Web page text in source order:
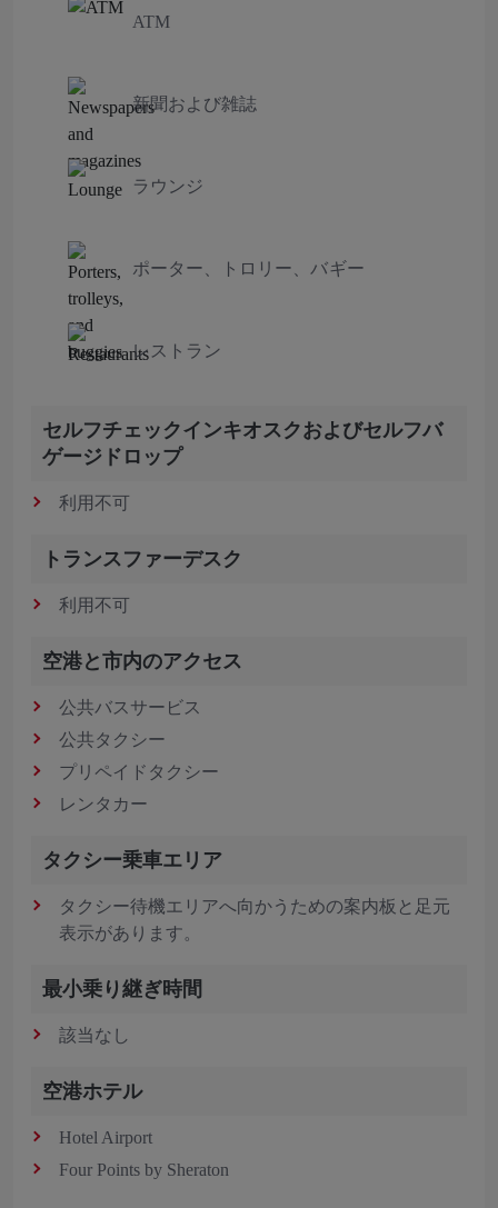
ATM
新聞および雑誌
ラウンジ
ポーター、トロリー、バギー
レストラン
セルフチェックインキオスクおよびセルフバ
ゲージドロップ
利用不可
トランスファーデスク
利用不可
空港と市内のアクセス
公共バスサービス
公共タクシー
プリペイドタクシー
レンタカー
タクシー乗車エリア
タクシー待機エリアへ向かうための案内板と足元
表示があります。
最小乗り継ぎ時間
該当なし
空港ホテル
Hotel Airport
Four Points by Sheraton